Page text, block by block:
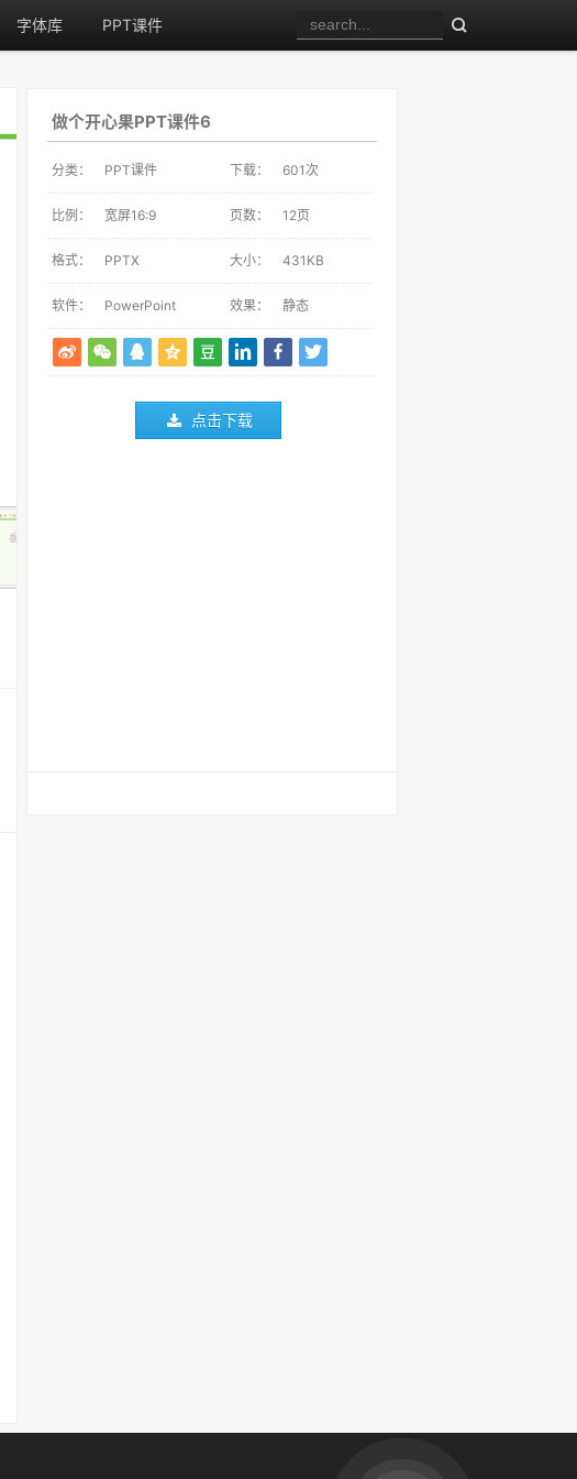
字体库 PPT课件
做个开心果PPT课件6
分类： PPT课件 下载： 601次
比例： 宽屏16:9 页数： 12页
格式： PPTX 大小： 431KB
软件： PowerPoint 效果： 静态
点击下载